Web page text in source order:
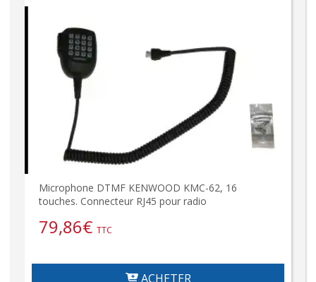
Microphone DTMF KENWOOD KMC-62, 16
touches. Connecteur RJ45 pour radio
79,86€ TTC
ACHETER